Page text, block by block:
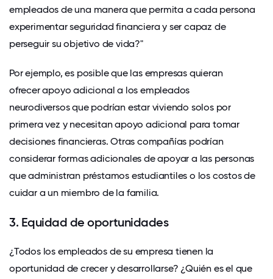
empleados de una manera que permita a cada persona
experimentar seguridad financiera y ser capaz de
perseguir su objetivo de vida?"
Por ejemplo, es posible que las empresas quieran
ofrecer apoyo adicional a los empleados
neurodiversos que podrían estar viviendo solos por
primera vez y necesitan apoyo adicional para tomar
decisiones financieras. Otras compañías podrían
considerar formas adicionales de apoyar a las personas
que administran préstamos estudiantiles o los costos de
cuidar a un miembro de la familia.
3. Equidad de oportunidades
¿Todos los empleados de su empresa tienen la
oportunidad de crecer y desarrollarse? ¿Quién es el que